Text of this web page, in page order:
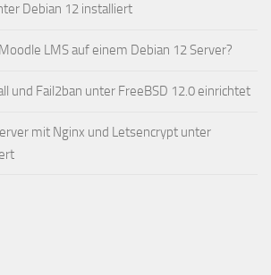
Debian 12 installiert
LMS auf einem Debian 12 Server?
und Fail2ban unter FreeBSD 12.0 einrichtet
mit Nginx und Letsencrypt unter